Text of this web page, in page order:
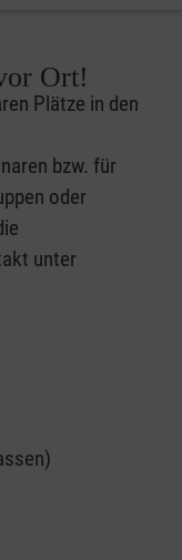
Ort!
Plätze in den
bzw. für
oder
unter